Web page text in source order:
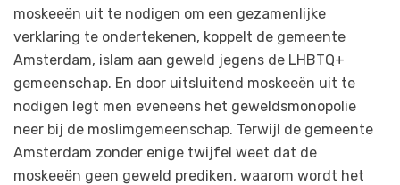
moskeeën uit te nodigen om een gezamenlijke
verklaring te ondertekenen, koppelt de gemeente
Amsterdam, islam aan geweld jegens de LHBTQ+
gemeenschap. En door uitsluitend moskeeën uit te
nodigen legt men eveneens het geweldsmonopolie
neer bij de moslimgemeenschap. Terwijl de gemeente
Amsterdam zonder enige twijfel weet dat de
moskeeën geen geweld prediken, waarom wordt het